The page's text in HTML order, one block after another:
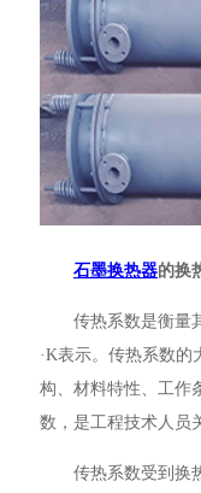
石墨换热器的换
传热系数是衡量
·K表示。传热系数
构、材料特性、工作
数，是工程技术人员
传热系数受到换